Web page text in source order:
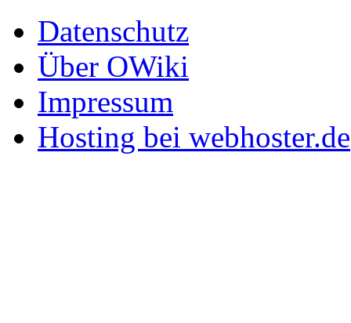
Datenschutz
Über OWiki
Impressum
Hosting bei webhoster.de